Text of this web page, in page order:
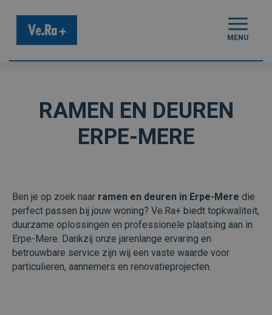
MENU
RAMEN EN DEUREN
ERPE-MERE
Ben je op zoek naar ramen en deuren in Erpe-Mere die
perfect passen bij jouw woning? Ve.Ra+ biedt topkwaliteit,
duurzame oplossingen en professionele plaatsing aan in
Erpe-Mere. Dankzij onze jarenlange ervaring en
betrouwbare service zijn wij een vaste waarde voor
particulieren, aannemers en renovatieprojecten.